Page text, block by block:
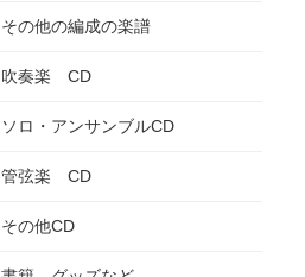
その他の編成の楽譜
吹奏楽 CD
ソロ・アンサンブルCD
管弦楽 CD
その他CD